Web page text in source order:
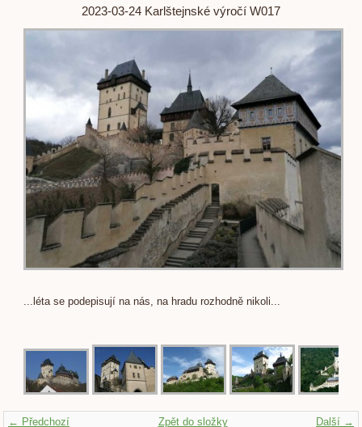
2023-03-24 Karlštejnské výročí W017
...léta se podepisují na nás, na hradu rozhodně nikoli...
← Předchozí Další →
Zpět do složky